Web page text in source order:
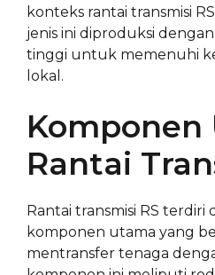
konteks rantai transmisi
jenis ini diproduksi
tinggi untuk memenuhi
lokal.
Komponen
Rantai
Rantai transmisi RS terdiri
komponen utama yang
mentransfer tenaga